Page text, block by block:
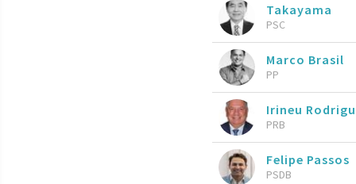
Takayama
PSC
Marco Brasil
PP
Irineu
PRB
Felipe Passos
PSDB